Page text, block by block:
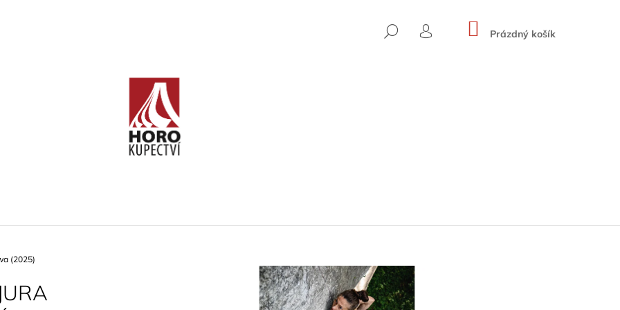
HLEDAT
PŘIHLÁŠENÍ
NÁKUPNÍ
KOŠÍK
Prázdný košík
(2025)
JURA
CO POTŘEBUJETE NAJÍT?
HLEDAT
KLETTERFÜHRER FRANKENJURA
2 (FRANKENJURA -
OSSOLA ROCK HOHE WÄNDE (BAND